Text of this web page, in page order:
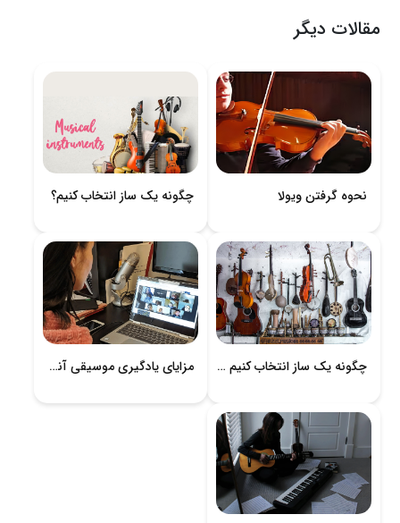
مقالات دیگر
نحوه گرفتن ویولا چگونه یک ساز انتخاب کنیم؟
چگونه یک ساز انتخاب کنیم ؟( بخش دوم) مزایای یادگیری موسیقی آنلاین برای مهاجران ایرانی چیست؟